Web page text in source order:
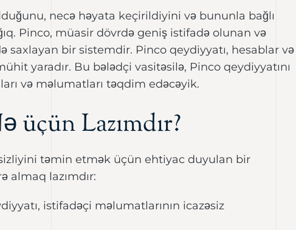
necə həyata keçirildiyini və bununla bağlı
Pinco, müasir dövrdə geniş istifadə olunan və
saxlayan bir sistemdir. Pinco qeydiyyatı, hesablar və
yaradır. Bu bələdçi vasitəsilə, Pinco qeydiyyatını
və məlumatları təqdim edəcəyik.
üçün Lazımdır?
təmin etmək üçün ehtiyac duyulan bir
almaq lazımdır:
istifadəçi məlumatlarının icazəsiz